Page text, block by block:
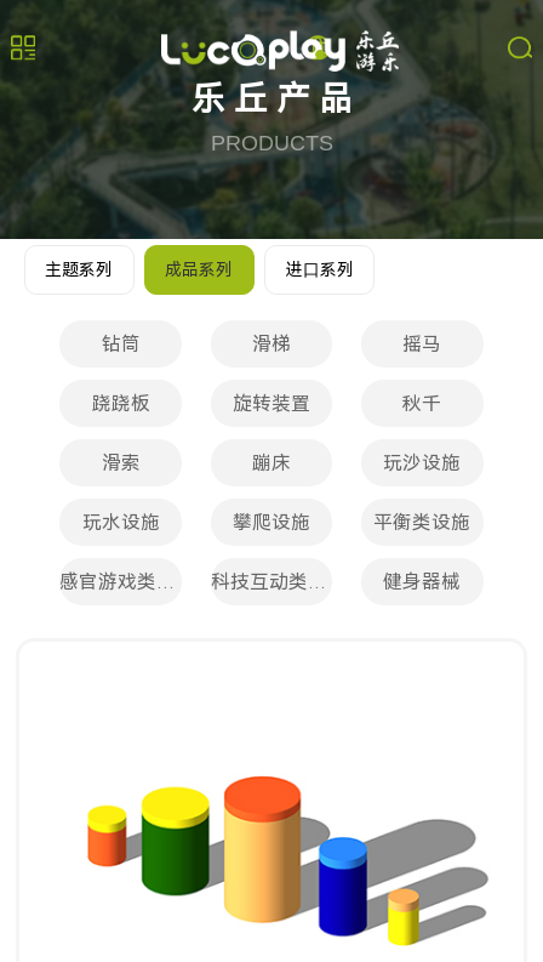
乐丘产品
PRODUCTS
主题系列 成品系列 进⼝系列
钻筒 滑梯 摇马
跷跷板 旋转装置 秋千
滑索 蹦床 玩沙设施
玩水设施 攀爬设施 平衡类设施
感官游戏类设施 科技互动类设施 健身器械